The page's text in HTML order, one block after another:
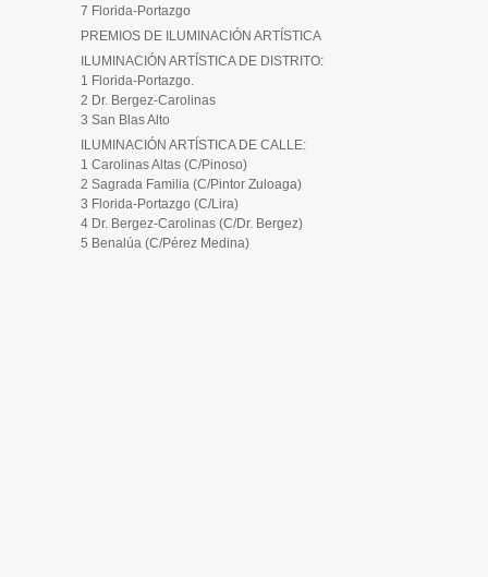
7 Florida-Portazgo
PREMIOS DE ILUMINACIÓN ARTÍSTICA
ILUMINACIÓN ARTÍSTICA DE DISTRITO:
1 Florida-Portazgo.
2 Dr. Bergez-Carolinas
3 San Blas Alto
ILUMINACIÓN ARTÍSTICA DE CALLE:
1 Carolinas Altas (C/Pinoso)
2 Sagrada Familia (C/Pintor Zuloaga)
3 Florida-Portazgo (C/Lira)
4 Dr. Bergez-Carolinas (C/Dr. Bergez)
5 Benalúa (C/Pérez Medina)